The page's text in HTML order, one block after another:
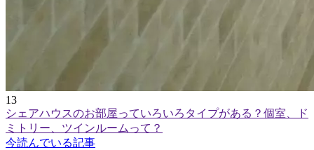
13
シェアハウスのお部屋っていろいろタイプがある？個室、ド
ミトリー、ツインルームって？
今読んでいる記事